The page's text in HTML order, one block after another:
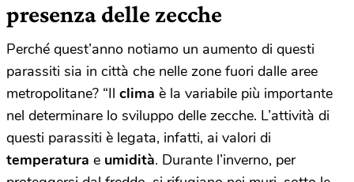
presenza delle zecche
Perché quest’anno notiamo un aumento di questi
parassiti sia in città che nelle zone fuori dalle aree
metropolitane? “Il clima è la variabile più importante
nel determinare lo sviluppo delle zecche. L’attività di
questi parassiti è legata, infatti, ai valori di
temperatura e umidità. Durante l’inverno, per